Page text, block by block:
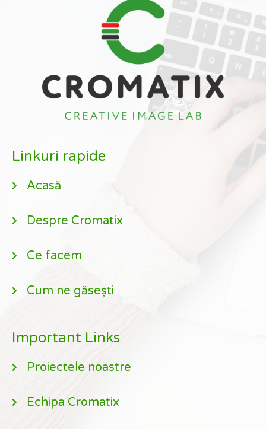
Linkuri rapide
Acasă
Despre Cromatix
Ce facem
Cum ne găsești
Important Links
Proiectele noastre
Echipa Cromatix